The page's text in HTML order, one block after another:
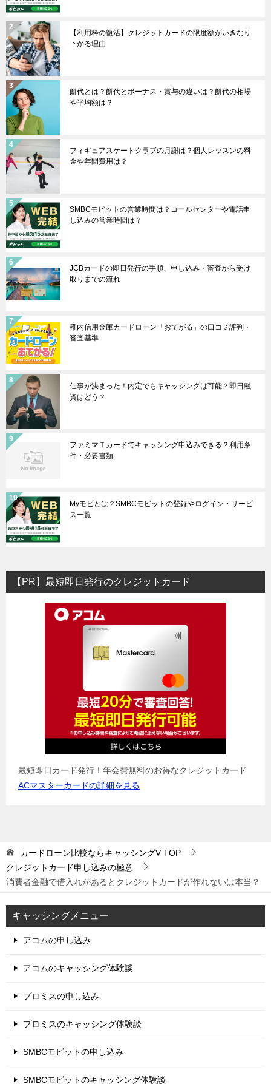
【利用枠の復活】クレジットカードの限度額がいきなり
下がる理由
餅代とは？餅代とボーナス・賞与の違いは？餅代の相場
や平均額は？
フィギュアスケートクラブの月謝は？個人レッスンの料
金や年間費用は？
SMBCモビットの営業時間は？コールセンターや電話申
し込みの営業時間は？
JCBカードの即日発行の手順、申し込み・審査から受け
取りまでの流れ
稚内信用金庫カードローン「おてがる」の口コミ評判・
審査基準
仕事が決まった！内定でもキャッシングは可能？即日融
資はどう？
ファミマＴカードでキャッシング申込みできる？利用条
件・必要書類
Myモビとは？SMBCモビットの登録やログイン・サービ
ス一覧
【PR】最短即日発行のクレジットカード
最短即日カード発行！年会費無料のお得なクレジットカード
ACマスターカードの詳細を見る
カードローン比較ならキャッシングVTOP
クレジットカード申し込みの極意
消費者金融で借入れがあるとクレジットカードが作れないは本当？
キャッシングメニュー
アコムの申し込み
アコムのキャッシング体験談
プロミスの申し込み
プロミスのキャッシング体験談
SMBCモビットの申し込み
SMBCモビットのキャッシング体験談